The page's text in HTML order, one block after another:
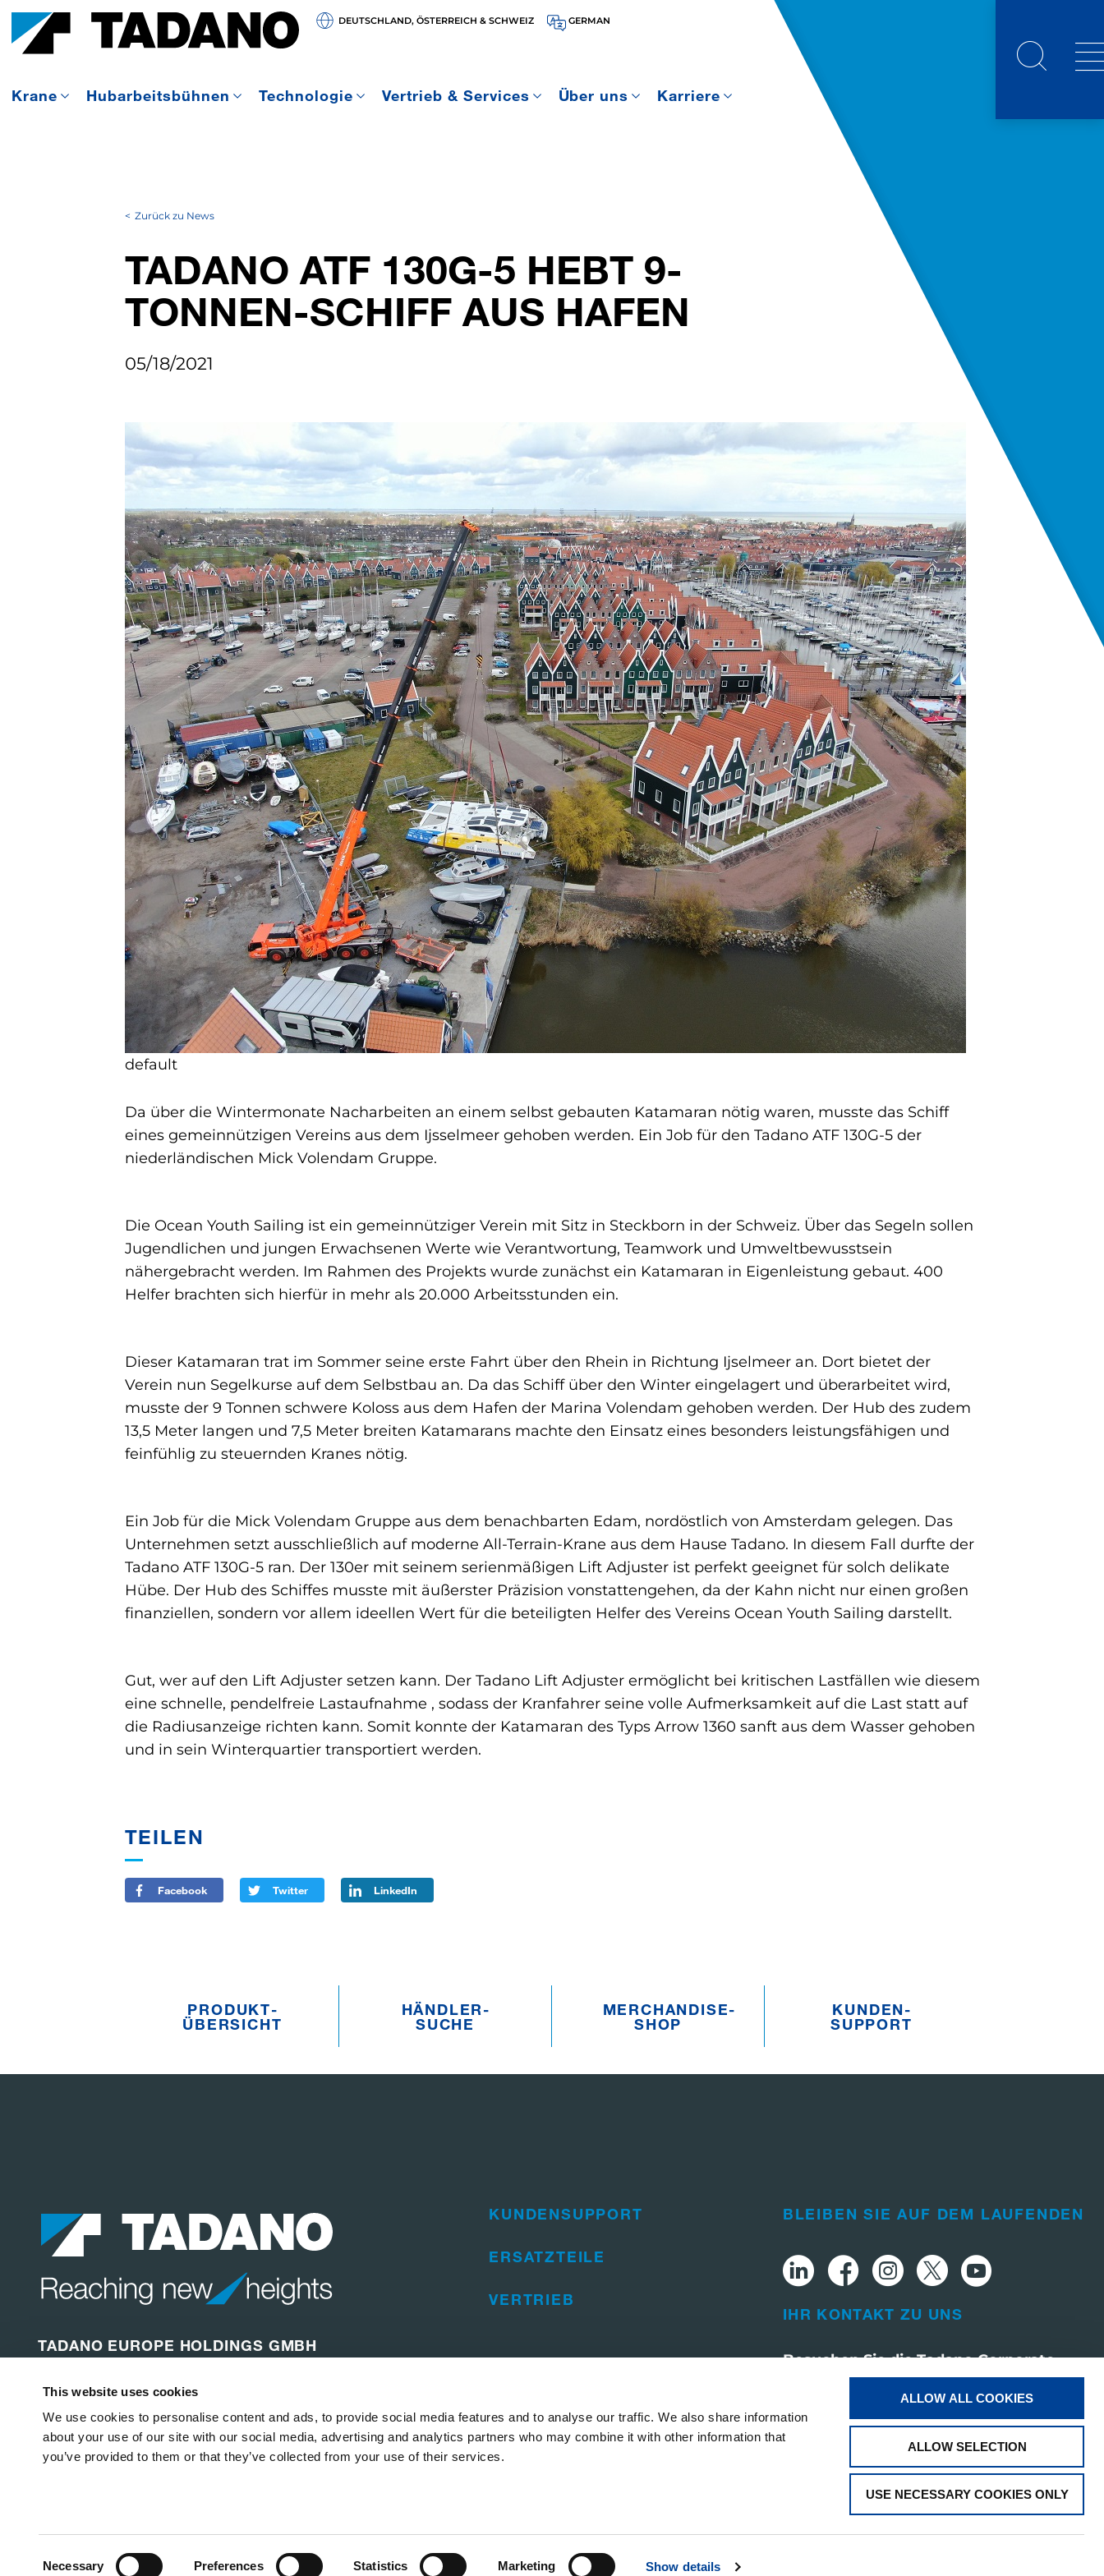
This website uses cookies
We use cookies to personalise content and ads, to provide social media features and to analyse our traffic. We also share information
about your use of our site with our social media, advertising and analytics partners who may combine it with other information that
you’ve provided to them or that they’ve collected from your use of their services.
Necessary Preferences Statistics Marketing Show details
ALLOW ALL COOKIES
ALLOW SELECTION
USE NECESSARY COOKIES ONLY
DEUTSCHLAND, ÖSTERREICH & SCHWEIZ GERMAN
Krane Hubarbeitsbühnen Technologie Vertrieb & Services Über uns Karriere
Zurück zu News
TADANO ATF 130G-5 HEBT 9-
TONNEN-SCHIFF AUS HAFEN
05/18/2021
default
Da über die Wintermonate Nacharbeiten an einem selbst gebauten Katamaran nötig waren, musste das Schiff
eines gemeinnützigen Vereins aus dem Ijsselmeer gehoben werden. Ein Job für den Tadano ATF 130G-5 der
niederländischen Mick Volendam Gruppe.
Die Ocean Youth Sailing ist ein gemeinnütziger Verein mit Sitz in Steckborn in der Schweiz. Über das Segeln sollen
Jugendlichen und jungen Erwachsenen Werte wie Verantwortung, Teamwork und Umweltbewusstsein
nähergebracht werden. Im Rahmen des Projekts wurde zunächst ein Katamaran in Eigenleistung gebaut. 400
Helfer brachten sich hierfür in mehr als 20.000 Arbeitsstunden ein.
Dieser Katamaran trat im Sommer seine erste Fahrt über den Rhein in Richtung Ijselmeer an. Dort bietet der
Verein nun Segelkurse auf dem Selbstbau an. Da das Schiff über den Winter eingelagert und überarbeitet wird,
musste der 9 Tonnen schwere Koloss aus dem Hafen der Marina Volendam gehoben werden. Der Hub des zudem
13,5 Meter langen und 7,5 Meter breiten Katamarans machte den Einsatz eines besonders leistungsfähigen und
feinfühlig zu steuernden Kranes nötig.
Ein Job für die Mick Volendam Gruppe aus dem benachbarten Edam, nordöstlich von Amsterdam gelegen. Das
Unternehmen setzt ausschließlich auf moderne All-Terrain-Krane aus dem Hause Tadano. In diesem Fall durfte der
Tadano ATF 130G-5 ran. Der 130er mit seinem serienmäßigen Lift Adjuster ist perfekt geeignet für solch delikate
Hübe. Der Hub des Schiffes musste mit äußerster Präzision vonstattengehen, da der Kahn nicht nur einen großen
finanziellen, sondern vor allem ideellen Wert für die beteiligten Helfer des Vereins Ocean Youth Sailing darstellt.
Gut, wer auf den Lift Adjuster setzen kann. Der Tadano Lift Adjuster ermöglicht bei kritischen Lastfällen wie diesem
eine schnelle, pendelfreie Lastaufnahme , sodass der Kranfahrer seine volle Aufmerksamkeit auf die Last statt auf
die Radiusanzeige richten kann. Somit konnte der Katamaran des Typs Arrow 1360 sanft aus dem Wasser gehoben
und in sein Winterquartier transportiert werden.
TEILEN
Facebook Twitter LinkedIn
PRODUKT­
ÜBERSICHT
HÄNDLER­­
SUCHE
MERCHANDISE­­
SHOP
KUNDEN­­
SUPPORT
TADANO EUROPE HOLDINGS GMBH
66482 Zweibrücken
Deutschland
KUNDENSUPPORT
ERSATZTEILE
VERTRIEB
BLEIBEN SIE AUF DEM LAUFENDEN
IHR KONTAKT ZU UNS
Besuchen Sie die Tadano Corporate
Datenschutzerklärung Cookie-Richtlinie Rechtliche Hinweise Whistleblowing und Lieferketten-Beschwerden